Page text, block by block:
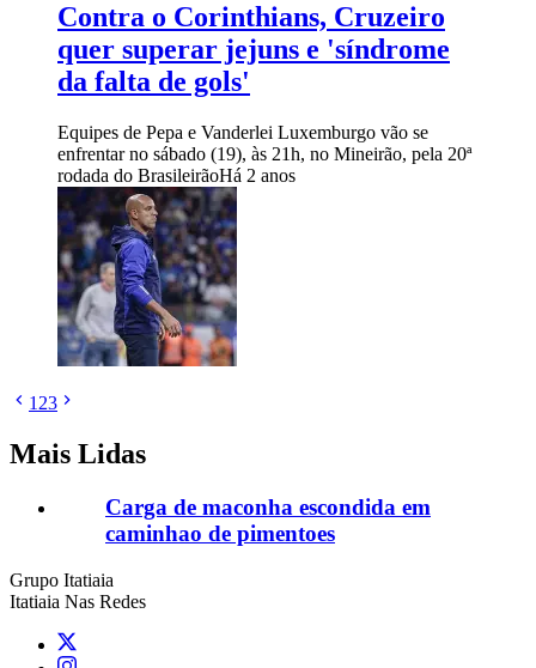
Contra o Corinthians, Cruzeiro
quer superar jejuns e 'síndrome
da falta de gols'
Equipes de Pepa e Vanderlei Luxemburgo vão se
enfrentar no sábado (19), às 21h, no Mineirão, pela 20ª
rodada do BrasileirãoHá 2 anos
1 23
Mais Lidas
Carga de maconha escondida em
caminhao de pimentoes
Grupo Itatiaia
Itatiaia Nas Redes